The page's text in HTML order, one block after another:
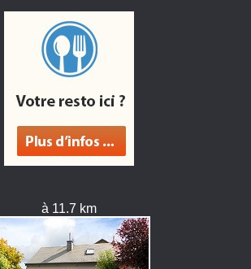
à 11.7 km